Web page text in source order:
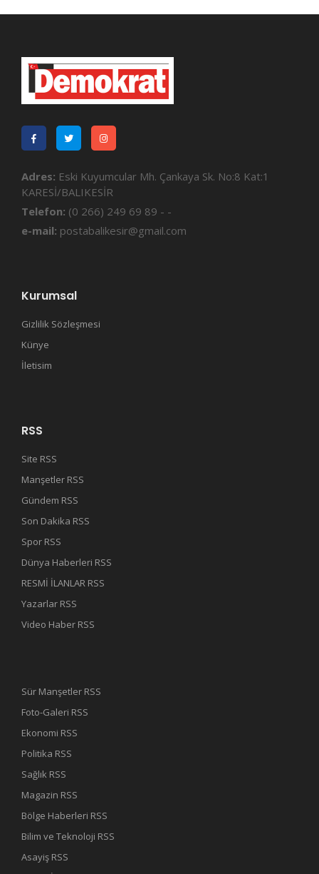
Adres: Eski Kuyumcular Mh. Çankaya Sk. No:8 Kat:1
KARESİ/BALIKESİR
Telefon: (0 266) 249 69 89 - -
e-mail: postabalikesir@gmail.com
Kurumsal
Gizlilik Sözleşmesi
Künye
İletisim
RSS
Site RSS
Manşetler RSS
Gündem RSS
Son Dakika RSS
Spor RSS
Dünya Haberleri RSS
RESMİ İLANLAR RSS
Yazarlar RSS
Video Haber RSS
Sür Manşetler RSS
Foto-Galeri RSS
Ekonomi RSS
Politika RSS
Sağlık RSS
Magazin RSS
Bölge Haberleri RSS
Bilim ve Teknoloji RSS
Asayiş RSS